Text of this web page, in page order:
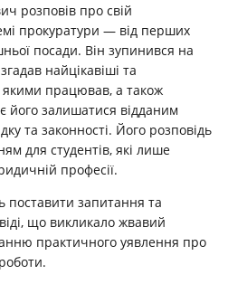
розповів про свій
прокуратури — від перших
посади. Він зупинився на
найцікавіші та
якими працював, а також
його залишатися відданим
та законності. Його розповідь
для студентів, які лише
професії.
поставити запитання та
що викликало жвавий
практичного уявлення про